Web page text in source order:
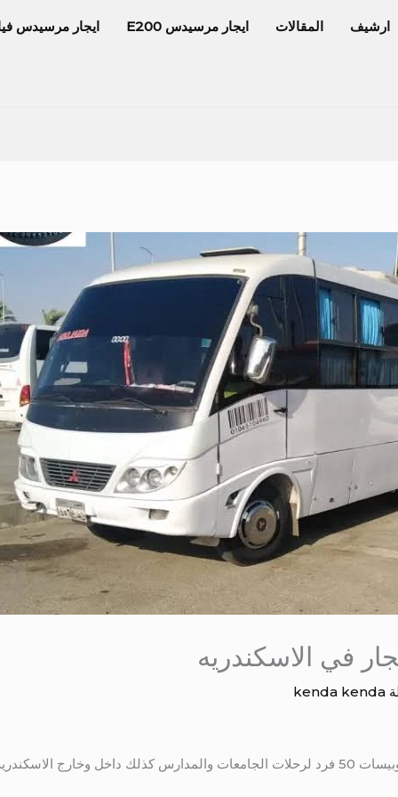
ارشيف المقالات ايجار مرسيدس E200 ايجار مرسيدس
kenda kenda